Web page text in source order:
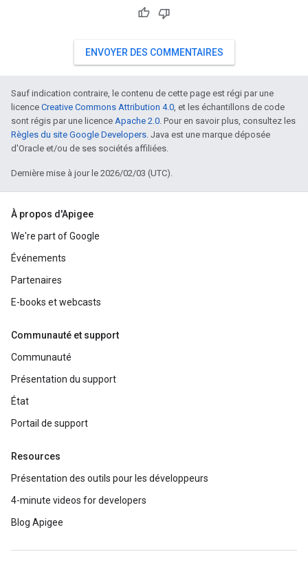
ENVOYER DES COMMENTAIRES
Sauf indication contraire, le contenu de cette page est régi par une
licence Creative Commons Attribution 4.0, et les échantillons de code
sont régis par une licence Apache 2.0. Pour en savoir plus, consultez les
Règles du site Google Developers. Java est une marque déposée
d'Oracle et/ou de ses sociétés affiliées.
Dernière mise à jour le 2026/02/03 (UTC).
À propos d'Apigee
We're part of Google
Événements
Partenaires
E-books et webcasts
Communauté et support
Communauté
Présentation du support
État
Portail de support
Resources
Présentation des outils pour les développeurs
4-minute videos for developers
Blog Apigee